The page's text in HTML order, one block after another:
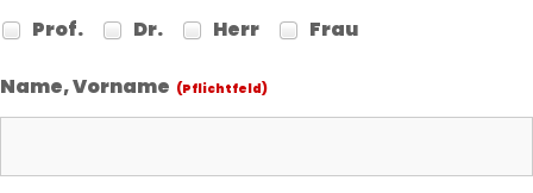
Prof.
Dr. Herr Frau
Name, Vorname (Pflichtfeld)